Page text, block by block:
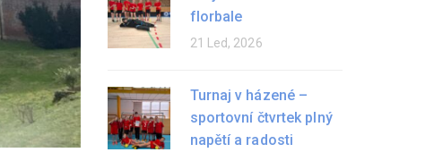
florbale
21 Led, 2026
Turnaj v házené –
sportovní čtvrtek plný
napětí a radosti